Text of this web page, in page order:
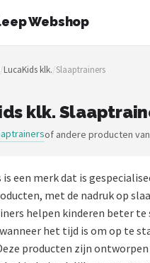
Webshop
/LucaKids klk./Slaaptrainers
klk.
of andere producten van
is een merk dat is
met de nadruk op
helpen kinderen beter te
het tijd is om op te
producten zijn